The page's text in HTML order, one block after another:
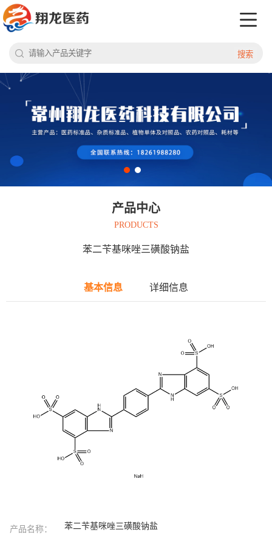
搜索
产品中心
PRODUCTS
苯二苄基咪唑三磺酸钠盐
基本信息 详细信息
产品名称： 苯二苄基咪唑三磺酸钠盐